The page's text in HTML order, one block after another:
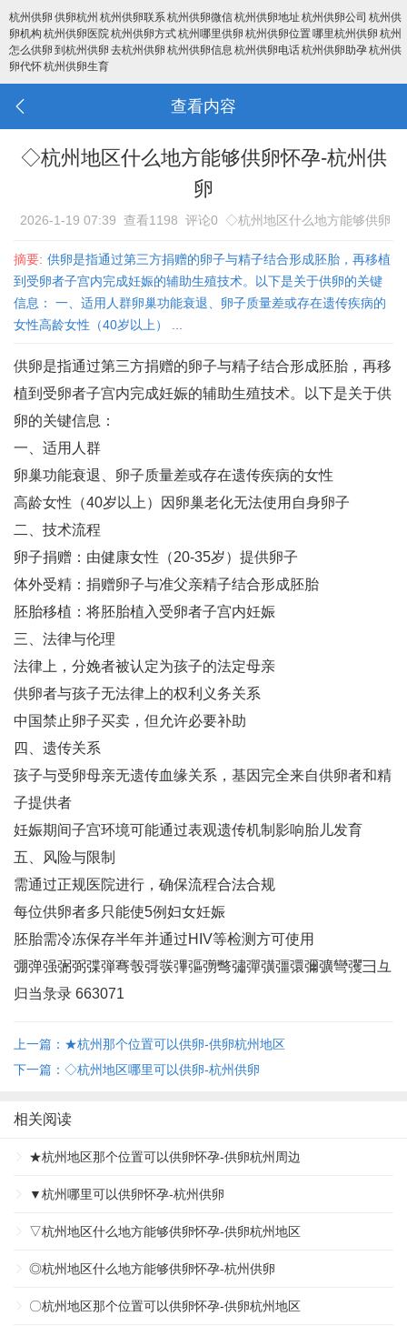
杭州供卵 供卵杭州 杭州供卵联系杭州供卵微信杭州供卵地址 杭州供卵公司 杭州供
卵机构 杭州供卵医院杭州供卵方式杭州哪里供卵 杭州供卵位置哪里杭州供卵 杭州
怎么供卵 到杭州供卵 去杭州供卵 杭州供卵信息 杭州供卵电话杭州供卵助孕杭州供
卵代怀杭州供卵生育
查看内容
◇杭州地区什么地方能够供卵怀孕-杭州供
卵
2026-1-19 07:39 查看1198 评论0
◇杭州地区什么地方能够供卵
摘要: 供卵是指通过第三方捐赠的卵子与精子结合形成胚胎，再移植
到受卵者子宫内完成妊娠的辅助生殖技术‌。以下是关于供卵的关键
信息： 一、适用人群卵巢功能衰退、卵子质量差或存在遗传疾病的
女性‌高龄女性（40岁以上） ...
供卵是指通过第三方捐赠的卵子与精子结合形成胚胎，再移
植到受卵者子宫内完成妊娠的辅助生殖技术‌。以下是关于供
卵的关键信息：
一、适用人群
卵巢功能衰退、卵子质量差或存在遗传疾病的女性‌
高龄女性（40岁以上）因卵巢老化无法使用自身卵子‌
二、技术流程
卵子捐赠‌：由健康女性（20-35岁）提供卵子‌
体外受精‌：捐赠卵子与准父亲精子结合形成胚胎‌
胚胎移植‌：将胚胎植入受卵者子宫内妊娠‌
三、法律与伦理
法律上，分娩者被认定为孩子的法定母亲‌
供卵者与孩子无法律上的权利义务关系‌
中国禁止卵子买卖，但允许必要补助‌
四、遗传关系
孩子与受卵母亲无遗传血缘关系，基因完全来自供卵者和精
子提供者‌
妊娠期间子宫环境可能通过表观遗传机制影响胎儿发育‌
五、风险与限制
需通过正规医院进行，确保流程合法合规‌
每位供卵者多只能使5例妇女妊娠‌
胚胎需冷冻保存半年并通过HIV等检测方可使用
弸弹强弻弼弽弾弿彀彁彂彃彄彅彆彇彈彉彊彋彌彍彎彏彐彑
归当彔录 663071
上一篇：★杭州那个位置可以供卵-供卵杭州地区
下一篇：◇杭州地区哪里可以供卵-杭州供卵
相关阅读
★杭州地区那个位置可以供卵怀孕-供卵杭州周边
▼杭州哪里可以供卵怀孕-杭州供卵
▽杭州地区什么地方能够供卵怀孕-供卵杭州地区
◎杭州地区什么地方能够供卵怀孕-杭州供卵
〇杭州地区那个位置可以供卵怀孕-供卵杭州地区